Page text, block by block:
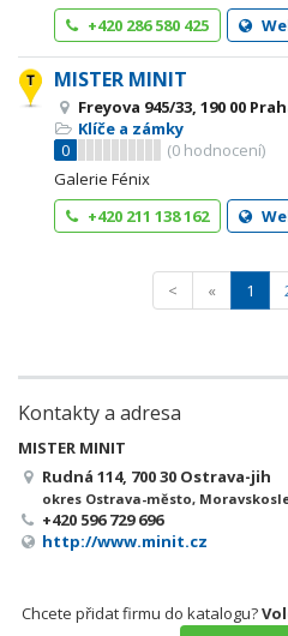
+420 286 580 425
MISTER MINIT
Freyova 945/33, 190 00
Klíče a zámky
0
(0 hodnocení)
Galerie Fénix
+420 211 138 162
< « 1
Kontakty a adresa
MISTER MINIT
Rudná 114, 700 30 Ostrava-jih
okres Ostrava-město,
+420 596 729 696
http://www.minit.cz
Chcete přidat firmu do katalogu?